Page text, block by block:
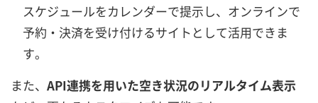
スケジュールをカレンダーで提示し、オンラインで
予約・決済を受け付けるサイトとして活用できま
す。
また、 API連携を用いた空き状況のリアルタイム表示